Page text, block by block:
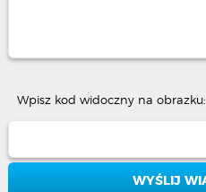
Wpisz kod widoczny na obrazku: